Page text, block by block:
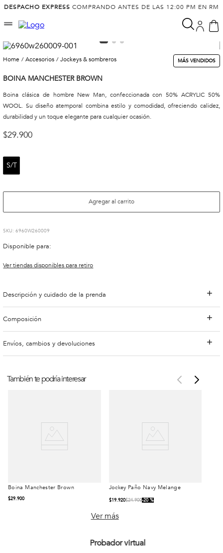
DESPACHO EXPRESS COMPRANDO ANTES DE LAS 12:00 PM EN RM
accesorios jockeys & sombreros MÁS VENDIDOS
BOINA MANCHESTER BROWN
Boina clásica de hombre New Man, confeccionada con 50% ACRYLIC 50%
WOOL. Su diseño atemporal combina estilo y comodidad, ofreciendo calidez,
durabilidad y un toque elegante para cualquier ocasión.
$29.900
S/T
Agregar al carrito
:6960W260009
Disponible para:
Ver tiendas disponibles para retiro
Descripción y cuidado de la prenda
Composición
Envíos, cambios y devoluciones
También te podría interesar
Boina Manchester Brown
$29.900
Jockey Paño Navy Melange
$19.920$24.900 20 %
Talla
Comprar
Ver más
Probador virtual